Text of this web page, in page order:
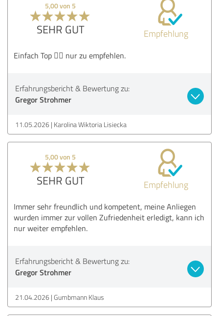
5,00 von 5
SEHR GUT Empfehlung
Einfach Top 👍🏻 nur zu empfehlen.
Erfahrungsbericht & Bewertung zu:
Gregor Strohmer
11.05.2026 Karolina Wiktoria Lisiecka
5,00 von 5
SEHR GUT Empfehlung
Immer sehr freundlich und kompetent, meine Anliegen
wurden immer zur vollen Zufriedenheit erledigt, kann ich
nur weiter empfehlen.
Erfahrungsbericht & Bewertung zu:
Gregor Strohmer
21.04.2026 Gumbmann Klaus